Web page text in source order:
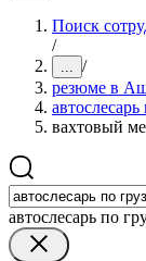
Поиск
/
... /
резюме в
вахтовый
автослесарь по